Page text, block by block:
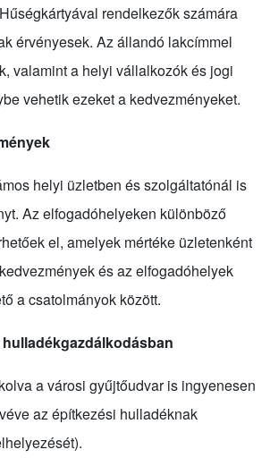
rendelkezők számára
érvényesek. Az állandó lakcímmel
valamint a helyi vállalkozók és jogi
vehetik ezeket a kedvezményeket.
helyi üzletben és szolgáltatónál is
Az elfogadóhelyeken különböző
el, amelyek mértéke üzletenként
és az elfogadóhelyek
a csatolmányok között.
a városi gyűjtőudvar is ingyenesen
az építkezési hulladéknak